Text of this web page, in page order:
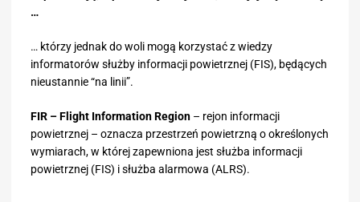
…
… którzy jednak do woli mogą korzystać z wiedzy
informatorów służby informacji powietrznej (FIS), będących
nieustannie “na linii”.
FIR – Flight Information Region – rejon informacji
powietrznej – oznacza przestrzeń powietrzną o określonych
wymiarach, w której zapewniona jest służba informacji
powietrznej (FIS) i służba alarmowa (ALRS).